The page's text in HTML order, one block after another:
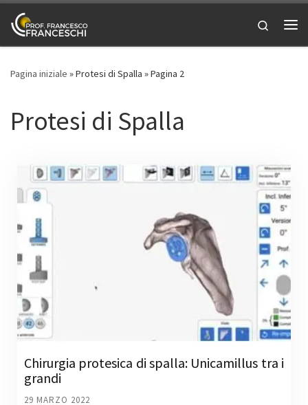
Passa al contenuto
Search
Pagina iniziale »Protesi di Spalla »Pagina 2
Protesi di Spalla
Chirurgia protesica di spalla: Unicamillus tra i
grandi
29 MARZO 2022